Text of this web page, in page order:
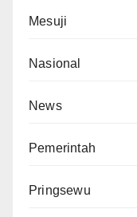
Mesuji
Nasional
News
Pemerintah
Pringsewu